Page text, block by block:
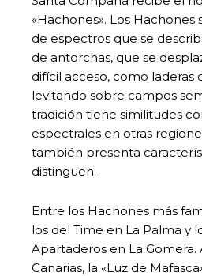
«Hachones». Los Hachones
de espectros que se
de antorchas, que se
difícil acceso, como laderas
levitando sobre campos
tradición tiene similitudes
espectrales en otras
también presenta
distinguen.
Entre los Hachones más
los del Time en La Palma y
Apartaderos en La Gomera.
Canarias, la «Luz de